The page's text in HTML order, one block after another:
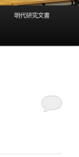
明代研究文書